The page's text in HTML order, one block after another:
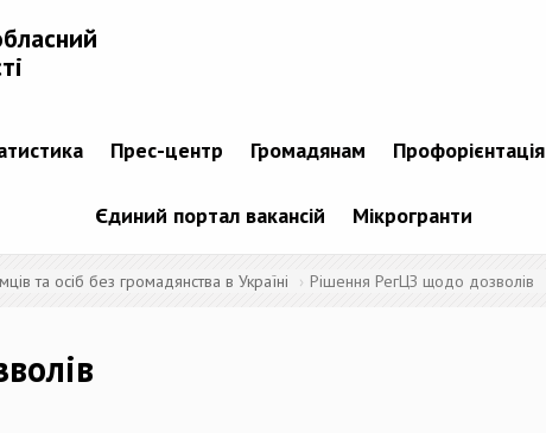
Прес-центр Громадянам Профорієнтація
Єдиний портал вакансій Мікрогранти
та осіб без громадянства в Україні Рішення РегЦЗ щодо дозволів